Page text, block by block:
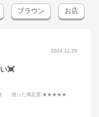
ブラウン お店
2024.12.25
💓
使った満足度:★★★★★